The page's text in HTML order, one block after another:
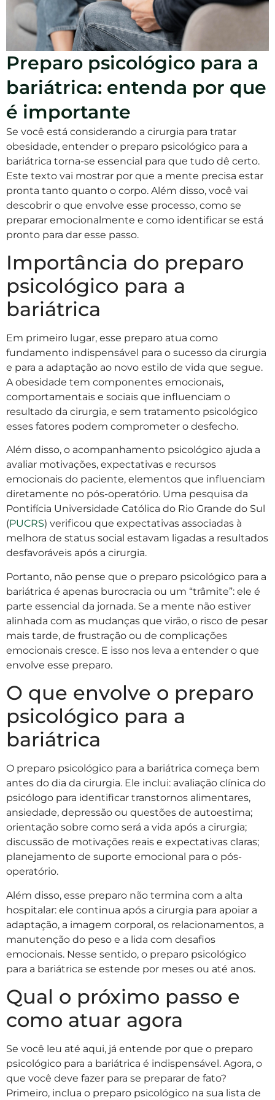
Preparo psicológico para a
bariátrica: entenda por que
é importante
Se você está considerando a cirurgia para tratar
obesidade, entender o preparo psicológico para a
bariátrica torna-se essencial para que tudo dê certo.
Este texto vai mostrar por que a mente precisa estar
pronta tanto quanto o corpo. Além disso, você vai
descobrir o que envolve esse processo, como se
preparar emocionalmente e como identificar se está
pronto para dar esse passo.
Importância do preparo
psicológico para a
bariátrica
Em primeiro lugar, esse preparo atua como
fundamento indispensável para o sucesso da cirurgia
e para a adaptação ao novo estilo de vida que segue.
A obesidade tem componentes emocionais,
comportamentais e sociais que influenciam o
resultado da cirurgia, e sem tratamento psicológico
esses fatores podem comprometer o desfecho.
Além disso, o acompanhamento psicológico ajuda a
avaliar motivações, expectativas e recursos
emocionais do paciente, elementos que influenciam
diretamente no pós-operatório. Uma pesquisa da
Pontifícia Universidade Católica do Rio Grande do Sul
(PUCRS) verificou que expectativas associadas à
melhora de status social estavam ligadas a resultados
desfavoráveis após a cirurgia.
Portanto, não pense que o preparo psicológico para a
bariátrica é apenas burocracia ou um “trâmite”: ele é
parte essencial da jornada. Se a mente não estiver
alinhada com as mudanças que virão, o risco de pesar
mais tarde, de frustração ou de complicações
emocionais cresce. E isso nos leva a entender o que
envolve esse preparo.
O que envolve o preparo
psicológico para a
bariátrica
O preparo psicológico para a bariátrica começa bem
antes do dia da cirurgia. Ele inclui: avaliação clínica do
psicólogo para identificar transtornos alimentares,
ansiedade, depressão ou questões de autoestima;
orientação sobre como será a vida após a cirurgia;
discussão de motivações reais e expectativas claras;
planejamento de suporte emocional para o pós-
operatório.
Além disso, esse preparo não termina com a alta
hospitalar: ele continua após a cirurgia para apoiar a
adaptação, a imagem corporal, os relacionamentos, a
manutenção do peso e a lida com desafios
emocionais. Nesse sentido, o preparo psicológico
para a bariátrica se estende por meses ou até anos.
Qual o próximo passo e
como atuar agora
Se você leu até aqui, já entende por que o preparo
psicológico para a bariátrica é indispensável. Agora, o
que você deve fazer para se preparar de fato?
Primeiro, inclua o preparo psicológico na sua lista de